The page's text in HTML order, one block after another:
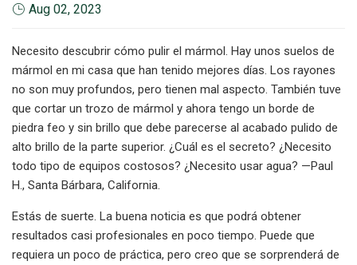
Aug 02, 2023
Necesito descubrir cómo pulir el mármol. Hay unos suelos de
mármol en mi casa que han tenido mejores días. Los rayones
no son muy profundos, pero tienen mal aspecto. También tuve
que cortar un trozo de mármol y ahora tengo un borde de
piedra feo y sin brillo que debe parecerse al acabado pulido de
alto brillo de la parte superior. ¿Cuál es el secreto? ¿Necesito
todo tipo de equipos costosos? ¿Necesito usar agua? —Paul
H., Santa Bárbara, California.
Estás de suerte. La buena noticia es que podrá obtener
resultados casi profesionales en poco tiempo. Puede que
requiera un poco de práctica, pero creo que se sorprenderá de